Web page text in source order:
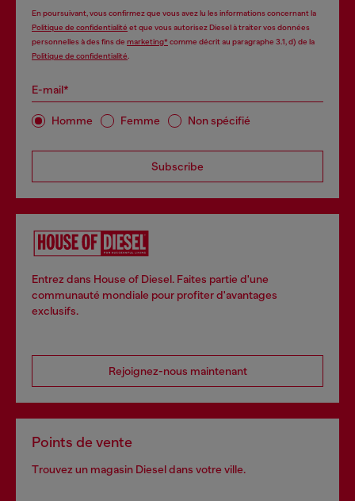
En poursuivant, vous confirmez que vous avez lu les informations concernant la
Politique de confidentialité et que vous autorisez Diesel à traiter vos données
personnelles à des fins de marketing*comme décrit au paragraphe 3.1, d) de la
Politique de confidentialité
E-mail*
Homme Femme Non spécifié
Subscribe
Entrez dans House of Diesel. Faites partie d'une
communauté mondiale pour profiter d'avantages
exclusifs.
Rejoignez-nous maintenant
Points de vente
Trouvez un magasin Diesel dans votre ville.